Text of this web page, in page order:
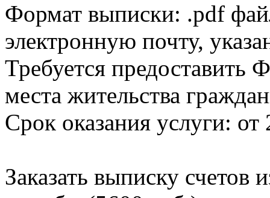
Формат выписки: .pdf
электронную почту,
Требуется
места жительства
Срок оказания услуги: от
Заказать выписку счетов